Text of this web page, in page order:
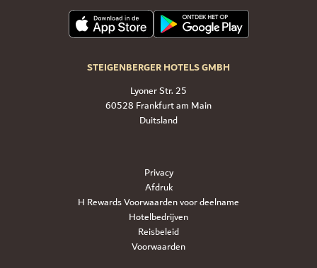
STEIGENBERGER HOTELS GMBH
Lyoner Str. 25
60528 Frankfurt am Main
Duitsland
Privacy
Afdruk
H Rewards Voorwaarden voor deelname
Hotelbedrijven
Reisbeleid
Voorwaarden